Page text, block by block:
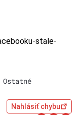
stale-
Ostatné
Nahlásiť chybu